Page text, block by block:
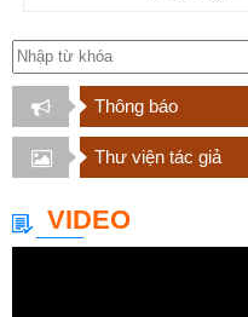
Thông báo
Thư viện tác giả
VIDEO